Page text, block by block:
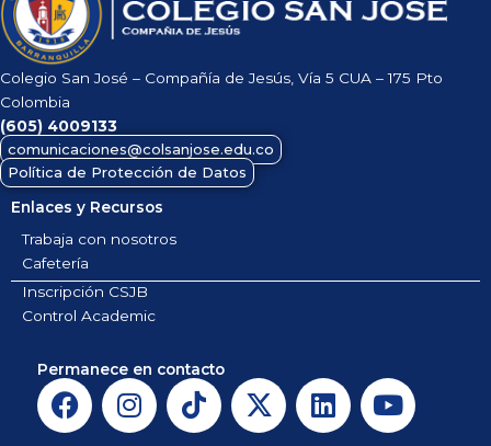
Colegio San José – Compañía de Jesús, Vía 5 CUA – 175 Pto
Colombia
(605) 4009133
comunicaciones@colsanjose.edu.co
Política de Protección de Datos
Enlaces y Recursos
Trabaja con nosotros
Cafetería
Inscripción CSJB
Control Academic
Permanece en contacto
F
a
I
n
T
i
X
-
L
i
Y
o